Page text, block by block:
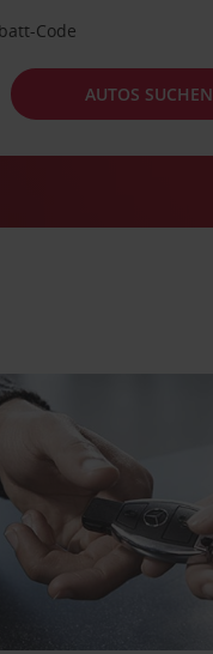
Code
AUTOS SUCHEN